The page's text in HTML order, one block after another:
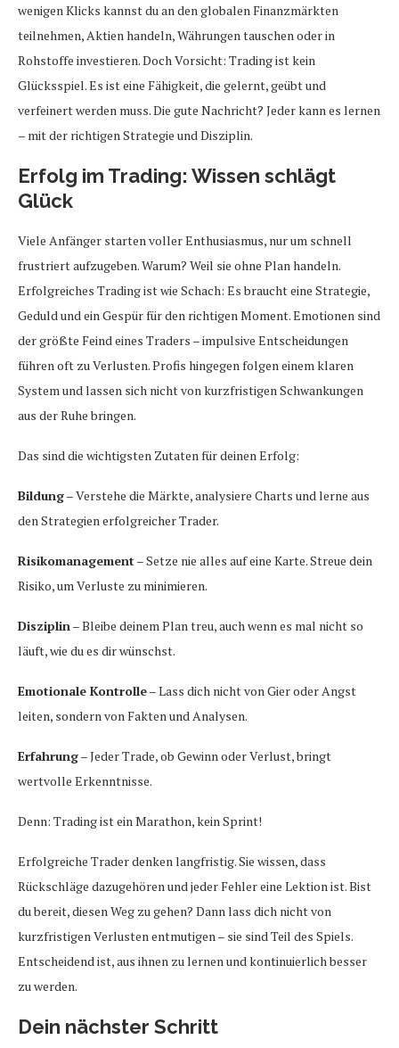
wenigen Klicks kannst du an den globalen Finanzmärkten
teilnehmen, Aktien handeln, Währungen tauschen oder in
Rohstoffe investieren. Doch Vorsicht: Trading ist kein
Glücksspiel. Es ist eine Fähigkeit, die gelernt, geübt und
verfeinert werden muss. Die gute Nachricht? Jeder kann es lernen
– mit der richtigen Strategie und Disziplin.
Erfolg im Trading: Wissen schlägt
Glück
Viele Anfänger starten voller Enthusiasmus, nur um schnell
frustriert aufzugeben. Warum? Weil sie ohne Plan handeln.
Erfolgreiches Trading ist wie Schach: Es braucht eine Strategie,
Geduld und ein Gespür für den richtigen Moment. Emotionen sind
der größte Feind eines Traders – impulsive Entscheidungen
führen oft zu Verlusten. Profis hingegen folgen einem klaren
System und lassen sich nicht von kurzfristigen Schwankungen
aus der Ruhe bringen.
Das sind die wichtigsten Zutaten für deinen Erfolg:
Bildung– Verstehe die Märkte, analysiere Charts und lerne aus
den Strategien erfolgreicher Trader.
Risikomanagement – Setze nie alles auf eine Karte. Streue dein
Risiko, um Verluste zu minimieren.
Disziplin – Bleibe deinem Plan treu, auch wenn es mal nicht so
läuft, wie du es dir wünschst.
Emotionale Kontrolle– Lass dich nicht von Gier oder Angst
leiten, sondern von Fakten und Analysen.
Erfahrung– Jeder Trade, ob Gewinn oder Verlust, bringt
wertvolle Erkenntnisse.
Denn: Trading ist ein Marathon, kein Sprint!
Erfolgreiche Trader denken langfristig. Sie wissen, dass
Rückschläge dazugehören und jeder Fehler eine Lektion ist. Bist
du bereit, diesen Weg zu gehen? Dann lass dich nicht von
kurzfristigen Verlusten entmutigen – sie sind Teil des Spiels.
Entscheidend ist, aus ihnen zu lernen und kontinuierlich besser
zu werden.
Dein nächster Schritt